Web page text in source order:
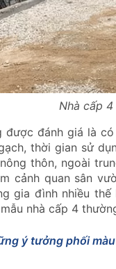
Nhà cấp
được đánh giá là
thời gian sử
thôn, ngoài
cảnh quan sân
gia đình nhiều
nhà cấp 4
ý tưởng phối